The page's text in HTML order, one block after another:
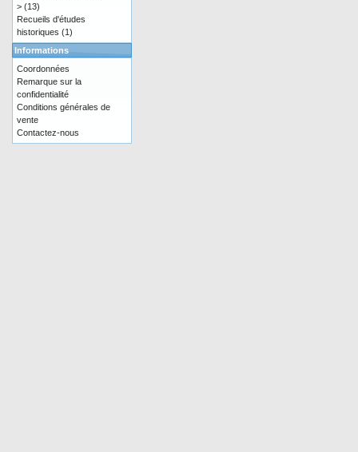
> (13)
Recueils d'études
historiques (1)
Informations
Coordonnées
Remarque sur la
confidentialité
Conditions générales de
vente
Contactez-nous